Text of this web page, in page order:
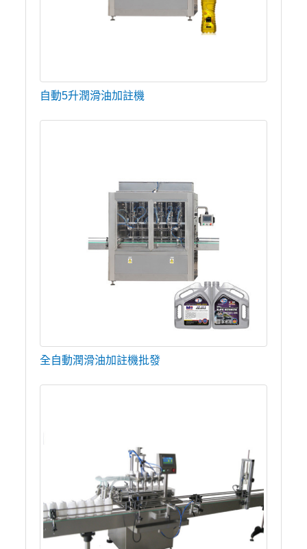
自動5升潤滑油加註機
全自動潤滑油加註機批發